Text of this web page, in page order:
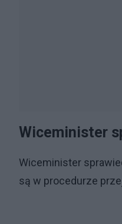
Wiceminister
Wiceminister
są w procedurze